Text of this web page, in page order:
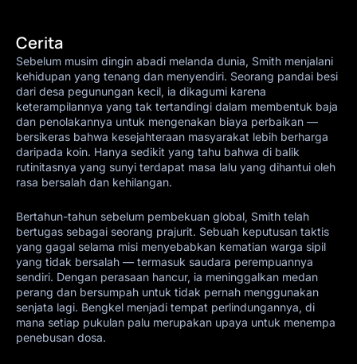
Cerita
Sebelum musim dingin abadi melanda dunia, Smith menjalani
kehidupan yang tenang dan menyendiri. Seorang pandai besi
dari desa pegunungan kecil, ia dikagumi karena
keterampilannya yang tak tertandingi dalam membentuk baja
dan penolakannya untuk mengenakan biaya perbaikan —
bersikeras bahwa kesejahteraan masyarakat lebih berharga
daripada koin. Hanya sedikit yang tahu bahwa di balik
rutinitasnya yang sunyi terdapat masa lalu yang dihantui oleh
rasa bersalah dan kehilangan.
Bertahun-tahun sebelum pembekuan global, Smith telah
bertugas sebagai seorang prajurit. Sebuah keputusan taktis
yang gagal selama misi menyebabkan kematian warga sipil
yang tidak bersalah — termasuk saudara perempuannya
sendiri. Dengan perasaan hancur, ia meninggalkan medan
perang dan bersumpah untuk tidak pernah menggunakan
senjata lagi. Bengkel menjadi tempat perlindungannya, di
mana setiap pukulan palu merupakan upaya untuk menempa
penebusan dosa.